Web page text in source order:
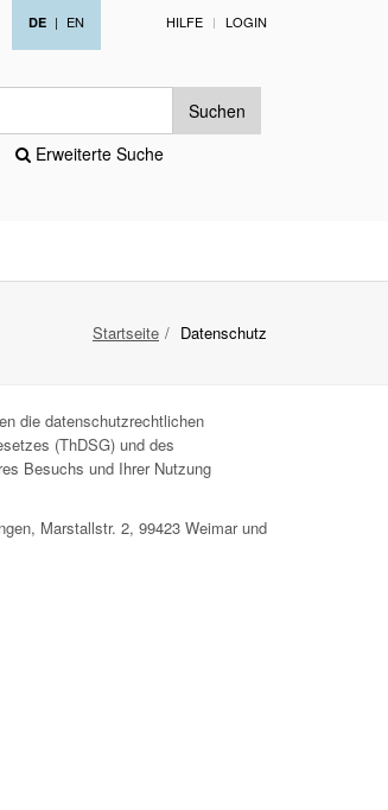
DE | EN HILFE LOGIN
Suchen
Erweiterte Suche
Startseite Datenschutz
die datenschutzrechtlichen
(ThDSG) und des
Besuchs und Ihrer Nutzung
Marstallstr. 2, 99423 Weimar und